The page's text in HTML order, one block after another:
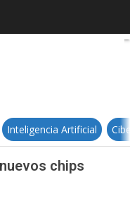
y 8000, los
Inteligencia Artificial
chips